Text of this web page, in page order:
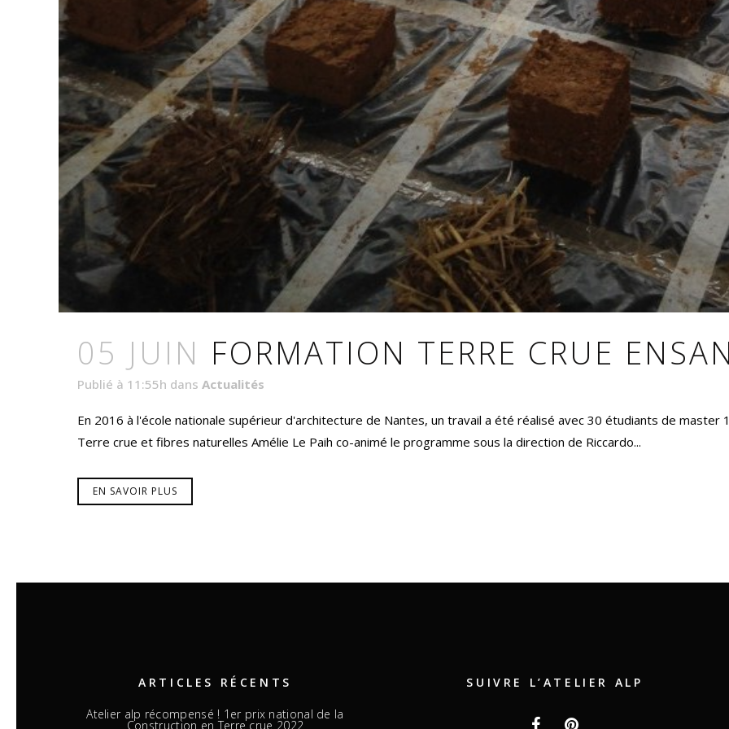
05 JUIN FORMATION TERRE CRUE
Publié à 11:55h dans Actualités
En 2016 à l'école nationale supérieur d'architecture de Nantes, un travail a été réalisé avec 30 étudiants de
Terre crue et fibres naturelles Amélie Le Paih co-animé le programme sous la direction de Riccardo...
EN SAVOIR PLUS
ARTICLES RÉCENTS
Atelier alp récompensé ! 1er prix national de la
Construction en Terre crue 2022
SUIVRE L’ATELIER ALP